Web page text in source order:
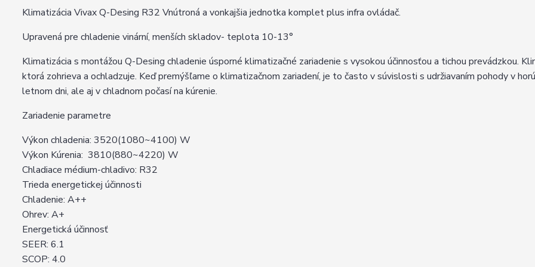
Klimatizácia Vivax Q-Desing R32 Vnútroná a vonkajšia jednotka komplet plus infra ovládač.
Upravená pre chladenie vinární, menších skladov- teplota 10-13°
Klimatizácia s montážou Q-Desing chladenie úsporné klimatizačné zariadenie s vysokou účinnosťou a tichou prevádzkou.
ktorá zohrieva a ochladzuje. Keď premýšľame o klimatizačnom zariadení, je to často v súvislosti s udržiavaním pohody v
letnom dni, ale aj v chladnom počasí na kúrenie.
Zariadenie parametre
Výkon chladenia: 3520(1080~4100) W
Výkon Kúrenia: 3810(880~4220) W
Chladiace médium-chladivo: R32
Trieda energetickej účinnosti
Chladenie: A++
Ohrev: A+
Energetická účinnosť
SEER: 6.1
SCOP: 4.0